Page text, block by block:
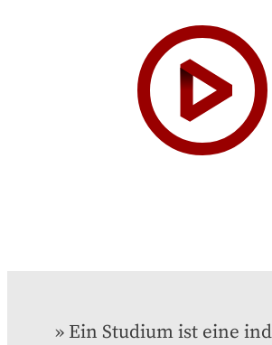
Ein Studium ist eine